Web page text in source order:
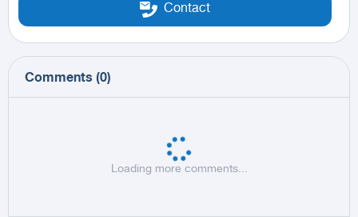
Contact
Comments (0)
Loading more comments...